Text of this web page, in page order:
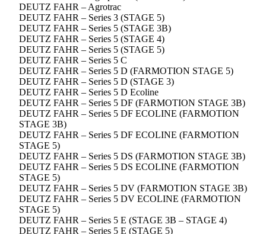
DEUTZ FAHR – Agrotrac
DEUTZ FAHR – Series 3 (STAGE 5)
DEUTZ FAHR – Series 5 (STAGE 3B)
DEUTZ FAHR – Series 5 (STAGE 4)
DEUTZ FAHR – Series 5 (STAGE 5)
DEUTZ FAHR – Series 5 C
DEUTZ FAHR – Series 5 D (FARMOTION STAGE 5)
DEUTZ FAHR – Series 5 D (STAGE 3)
DEUTZ FAHR – Series 5 D Ecoline
DEUTZ FAHR – Series 5 DF (FARMOTION STAGE 3B)
DEUTZ FAHR – Series 5 DF ECOLINE (FARMOTION
STAGE 3B)
DEUTZ FAHR – Series 5 DF ECOLINE (FARMOTION
STAGE 5)
DEUTZ FAHR – Series 5 DS (FARMOTION STAGE 3B)
DEUTZ FAHR – Series 5 DS ECOLINE (FARMOTION
STAGE 5)
DEUTZ FAHR – Series 5 DV (FARMOTION STAGE 3B)
DEUTZ FAHR – Series 5 DV ECOLINE (FARMOTION
STAGE 5)
DEUTZ FAHR – Series 5 E (STAGE 3B – STAGE 4)
DEUTZ FAHR – Series 5 E (STAGE 5)